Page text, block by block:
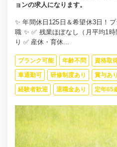
ョンの求人になります。
✨ 年間休日125日＆希望休3日！
職 ✨ ✅ 残業ほぼなし（月平均1
り ✅ 産休・育休...
ブランク可能 年齢不問 資格取
車通勤可 研修制度あり 賞与あり
経験者歓迎 退職金あり 定年65